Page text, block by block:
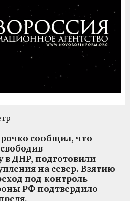
сообщил, что
в ДНР, подготовили
на север. Взятию
под контроль
РФ подтвердило